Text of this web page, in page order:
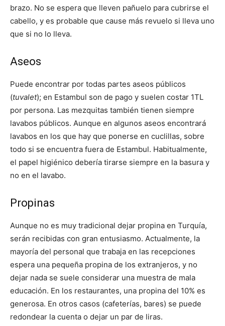
brazo. No se espera que lleven pañuelo para cubrirse el
cabello, y es probable que cause más revuelo si lleva uno
que si no lo lleva.
Aseos
Puede encontrar por todas partes aseos públicos
(tuvalet); en Estambul son de pago y suelen costar 1TL
por persona. Las mezquitas también tienen siempre
lavabos públicos. Aunque en algunos aseos encontrará
lavabos en los que hay que ponerse en cuclillas, sobre
todo si se encuentra fuera de Estambul. Habitualmente,
el papel higiénico debería tirarse siempre en la basura y
no en el lavabo.
Propinas
Aunque no es muy tradicional dejar propina en Turquía,
serán recibidas con gran entusiasmo. Actualmente, la
mayoría del personal que trabaja en las recepciones
espera una pequeña propina de los extranjeros, y no
dejar nada se suele considerar una muestra de mala
educación. En los restaurantes, una propina del 10% es
generosa. En otros casos (cafeterías, bares) se puede
redondear la cuenta o dejar un par de liras.